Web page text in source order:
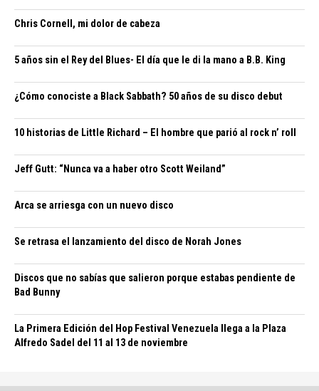
Chris Cornell, mi dolor de cabeza
5 años sin el Rey del Blues- El día que le di la mano a B.B. King
¿Cómo conociste a Black Sabbath? 50 años de su disco debut
10 historias de Little Richard – El hombre que parió al rock n’ roll
Jeff Gutt: “Nunca va a haber otro Scott Weiland”
Arca se arriesga con un nuevo disco
Se retrasa el lanzamiento del disco de Norah Jones
Discos que no sabías que salieron porque estabas pendiente de
Bad Bunny
La Primera Edición del Hop Festival Venezuela llega a la Plaza
Alfredo Sadel del 11 al 13 de noviembre